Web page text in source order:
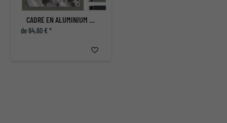
CADRE EN ALUMINIUM COUPE SUR MESURE, PROFIL 94
de 64,60 € *